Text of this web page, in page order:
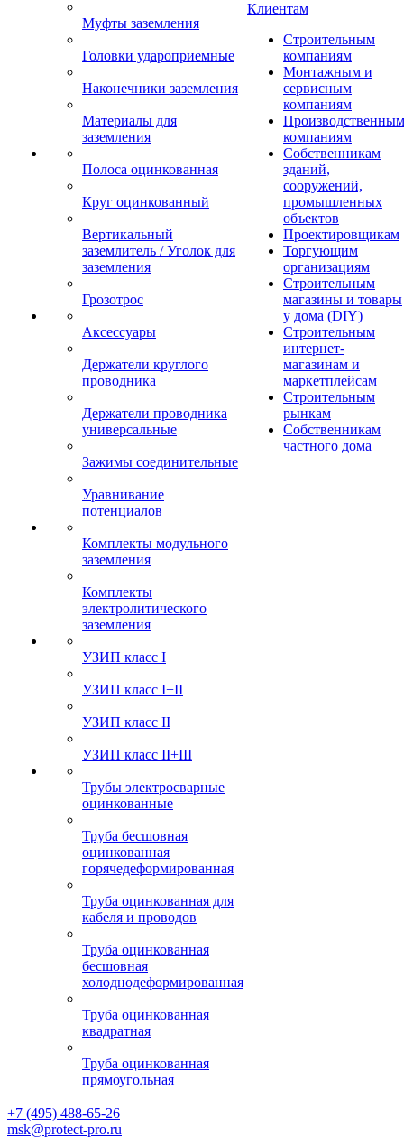
Муфты заземления
Головки удароприемные
Наконечники заземления
Материалы для
заземления
Полоса оцинкованная
Круг оцинкованный
Вертикальный
заземлитель / Уголок для
заземления
Грозотрос
Аксессуары
Держатели круглого
проводника
Держатели проводника
универсальные
Зажимы соединительные
Уравнивание
потенциалов
Комплекты модульного
заземления
Комплекты
электролитического
заземления
УЗИП класс I
УЗИП класс I+II
УЗИП класс II
УЗИП класс II+III
Трубы электросварные
оцинкованные
Труба бесшовная
оцинкованная
горячедеформированная
Труба оцинкованная для
кабеля и проводов
Труба оцинкованная
бесшовная
холоднодеформированная
Труба оцинкованная
квадратная
Труба оцинкованная
прямоугольная
Клиентам
Строительным
компаниям
Монтажным и
сервисным
компаниям
Производственным
компаниям
Собственникам
зданий,
сооружений,
промышленных
объектов
Проектировщикам
Торгующим
организациям
Строительным
магазины и товары
у дома (DIY)
Строительным
интернет-
магазинам и
маркетплейсам
Строительным
рынкам
Собственникам
частного дома
+7 (495) 488-65-26
msk@protect-pro.ru